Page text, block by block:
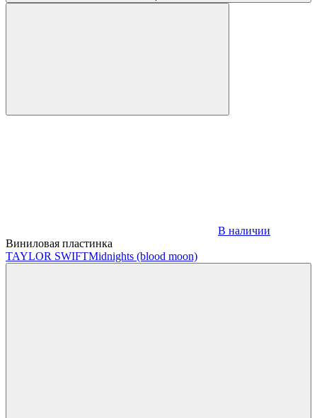
В наличии
Виниловая пластинка
TAYLOR SWIFTMidnights (blood moon)